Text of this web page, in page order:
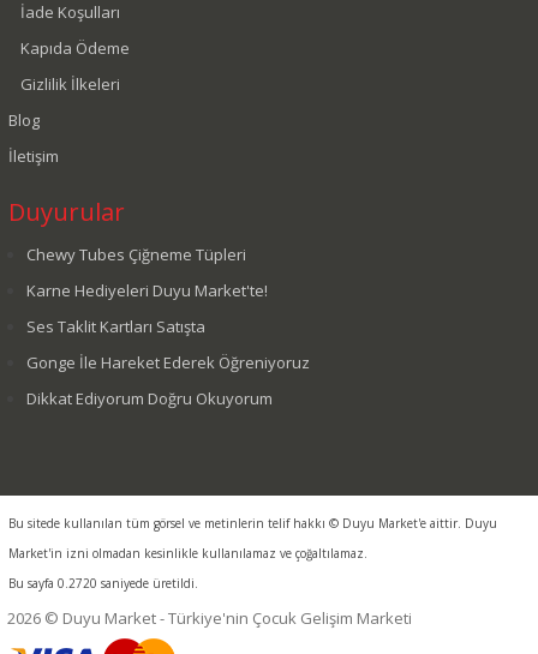
İade Koşulları
Kapıda Ödeme
Gizlilik İlkeleri
Blog
İletişim
Duyurular
Chewy Tubes Çiğneme Tüpleri
Karne Hediyeleri Duyu Market'te!
Ses Taklit Kartları Satışta
Gonge İle Hareket Ederek Öğreniyoruz
Dikkat Ediyorum Doğru Okuyorum
Bu sitede kullanılan tüm görsel ve metinlerin telif hakkı © Duyu Market'e aittir. Duyu
Market'in izni olmadan kesinlikle kullanılamaz ve çoğaltılamaz.
Bu sayfa 0.2720 saniyede üretildi.
2026 © Duyu Market - Türkiye'nin Çocuk Gelişim Marketi